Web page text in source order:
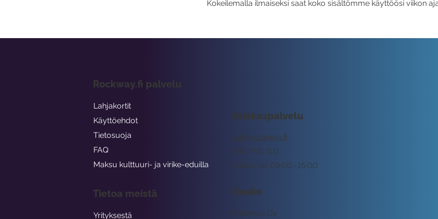
Kokeilemalla ilmaiseksi saat koko sisältömme käyttöösi viikon
Asiakaspalvelu
tuki@rockway.fi
Arkisin klo 09:00 -15:00
045 7731 1111
Osoite
Rockway Oy
Rockway.fi palvelu
Lahjakortit
Käyttöehdot
Tietosuoja
FAQ
Maksu kulttuuri- ja virike-eduilla
Tietoa meistä
Yrityksestä